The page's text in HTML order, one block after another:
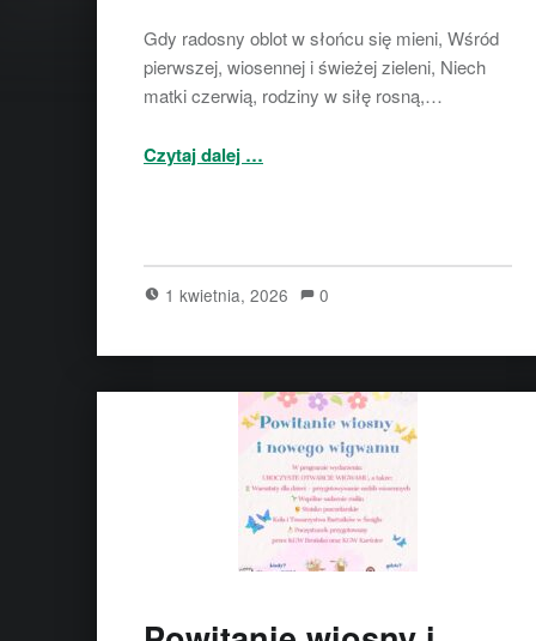
Gdy radosny oblot w słońcu się mieni, Wśród
pierwszej, wiosennej i świeżej zieleni, Niech
matki czerwią, rodziny w siłę rosną,…
Czytaj dalej …
1 kwietnia, 2026 0